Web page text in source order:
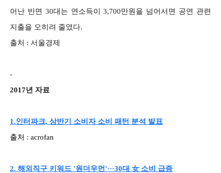
어난 반면 30대는 연소득이 3,700만원을 넘어서면 공연 관련
지출을 오히려 줄였다.
출처 : 서울경제
-
2017년 자료
1.인터파크, 상반기 소비자 소비 패턴 분석 발표
출처 : acrofan
2. 해외직구 키워드 '원더우먼'···30대 女 소비 급증